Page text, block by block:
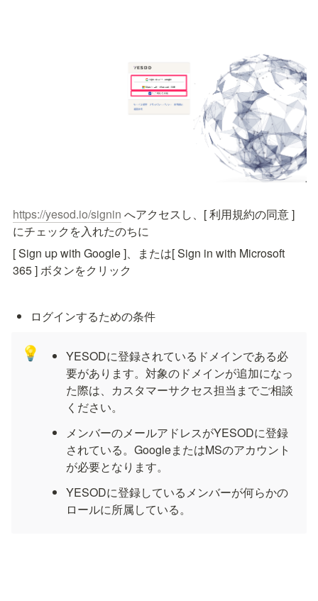
https://yesod.io/signin へアクセスし、[ 利用規約の同意 ]
にチェックを入れたのちに
[ Sign up with Google ]、または[ Sign in with Microsoft
365 ] ボタンをクリック
ログインするための条件
💡
YESODに登録されているドメインである必
要があります。対象のドメインが追加になっ
た際は、カスタマーサクセス担当までご相談
ください。
メンバーのメールアドレスがYESODに登録
されている。GoogleまたはMSのアカウント
が必要となります。
YESODに登録しているメンバーが何らかの
ロールに所属している。